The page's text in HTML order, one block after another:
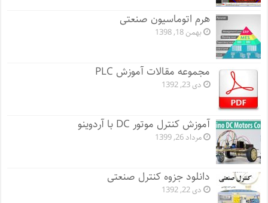
هرم اتوماسیون صنعتی
بهمن 18, 1398
مجموعه مقالات آموزش PLC
دی 23, 1392
آموزش کنترل موتور DC با آردوینو
مرداد 26, 1399
دانلود جزوه کنترل صنعتی
دی 22, 1392